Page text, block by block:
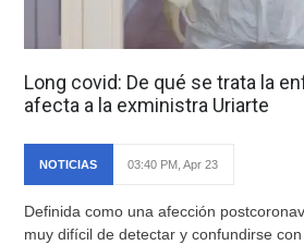
Long covid: De qué se trata la
afecta a la exministra Uriarte
NOTICIAS 03:40 PM, Apr 23
Definida como una afección
muy difícil de detectar y confundirse